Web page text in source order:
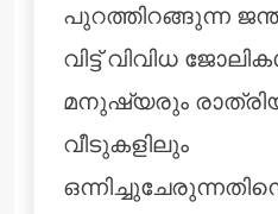
പുറത്തിറങ്ങുന്ന
വിട്ട് വിവിധ
മനുഷ്യരും
വീടുകളിലും